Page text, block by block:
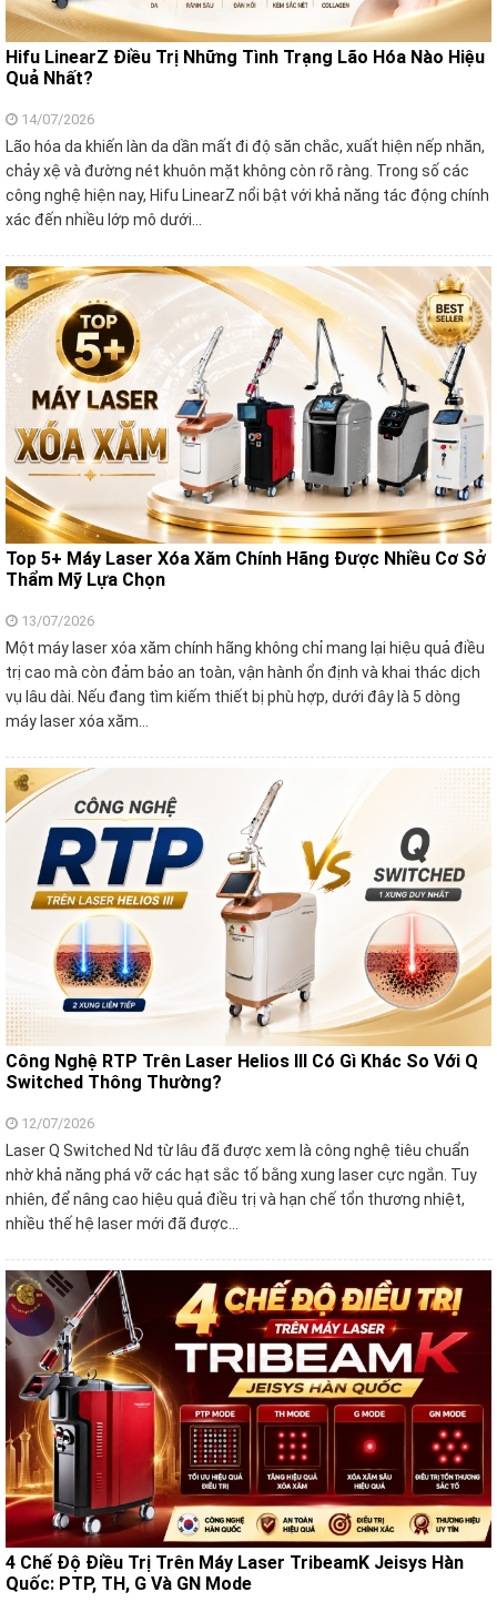
Hifu LinearZ Điều Trị Những Tình Trạng Lão Hóa Nào Hiệu
Quả Nhất?
14/07/2026
Lão hóa da khiến làn da dần mất đi độ săn chắc, xuất hiện nếp nhăn,
chảy xệ và đường nét khuôn mặt không còn rõ ràng. Trong số các
công nghệ hiện nay, Hifu LinearZ nổi bật với khả năng tác động chính
xác đến nhiều lớp mô dưới…
Top 5+ Máy Laser Xóa Xăm Chính Hãng Được Nhiều Cơ Sở
Thẩm Mỹ Lựa Chọn
13/07/2026
Một máy laser xóa xăm chính hãng không chỉ mang lại hiệu quả điều
trị cao mà còn đảm bảo an toàn, vận hành ổn định và khai thác dịch
vụ lâu dài. Nếu đang tìm kiếm thiết bị phù hợp, dưới đây là 5 dòng
máy laser xóa xăm…
Công Nghệ RTP Trên Laser Helios III Có Gì Khác So Với Q
Switched Thông Thường?
12/07/2026
Laser Q Switched Nd từ lâu đã được xem là công nghệ tiêu chuẩn
nhờ khả năng phá vỡ các hạt sắc tố bằng xung laser cực ngắn. Tuy
nhiên, để nâng cao hiệu quả điều trị và hạn chế tổn thương nhiệt,
nhiều thế hệ laser mới đã được…
4 Chế Độ Điều Trị Trên Máy Laser TribeamK Jeisys Hàn
Quốc: PTP, TH, G Và GN Mode